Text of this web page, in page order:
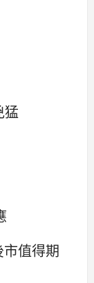
猛
市值得期